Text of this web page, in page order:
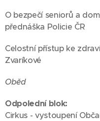
O bezpečí seniorů a
přednáška Policie ČR
Celostní přístup ke
Zvaríkové
Oběd
Odpolední blok:
Cirkus - vystoupení